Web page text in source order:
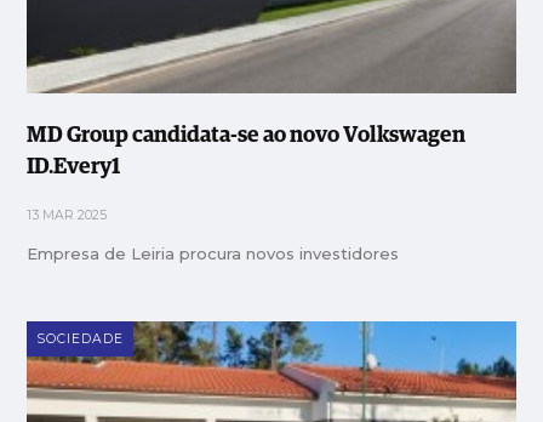
MD Group candidata-se ao novo Volkswagen
ID.Every1
13 MAR 2025
Empresa de Leiria procura novos investidores
SOCIEDADE